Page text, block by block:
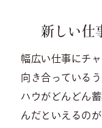
新しい仕
幅広い仕事にチ
向き合っている
ハウがどんどん
んだといえるの